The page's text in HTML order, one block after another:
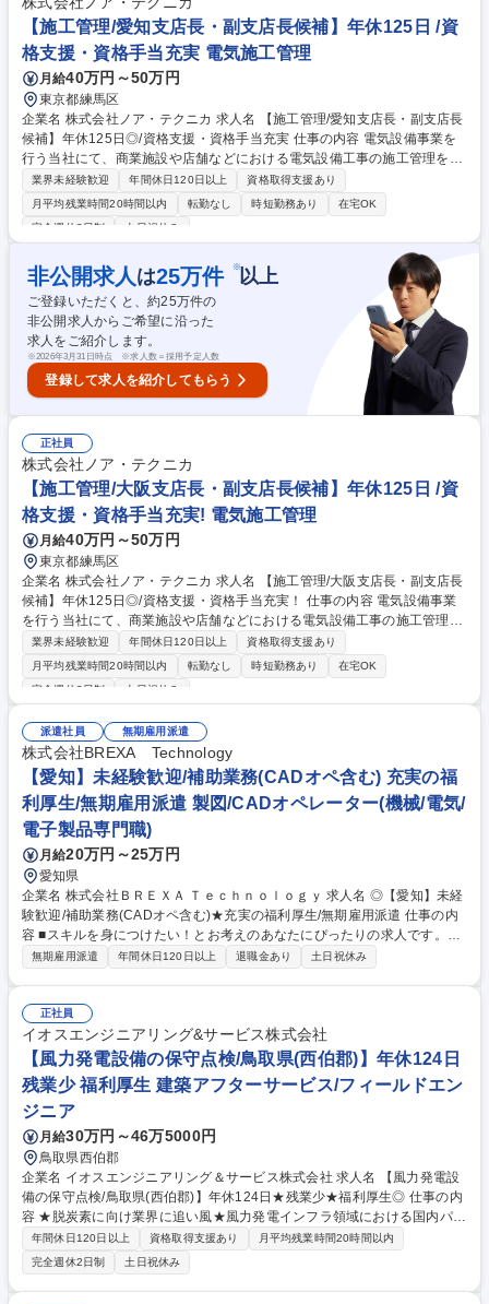
知】未経験歓迎/補助業務(CADオペ含む)★充実の福利厚生/無期雇用派遣
【施工管理/愛知支店長・副支店長候補】年休125日 /資
格支援・資格手当充実 電気施工管理
月給40万円～50万円
東京都練馬区
企業名 株式会社ノア・テクニカ 求人名 【施工管理/愛知支店長・副支店長
候補】年休125日◎/資格支援・資格手当充実 仕事の内容 電気設備事業を
行う当社にて、商業施設や店舗などにおける電気設備工事の施工管理をご
担当いただきます。支店の拡大にともない、愛知支店長・副支店長候補と
して新たな仲間を募集します。 【具体的には】 愛知を拠点に、商業施設
や小売店舗の電気設備工事における施工管理をご担当いただきます。 主な
るための調整役です。 自社元請けの案件が中心で裁量が大きく、自分のペ
ースで進めやすいのが特徴で実作業はありませんので、管理業務に集中で
きます。 募集職種 【施工管理/愛知支店長・副支店長候補】年休125日◎/
資格支援・資格手当充実
業界未経験歓迎 年間休日120日以上
資格取得支援あり
月平均残業時間20時間以内
転勤なし 時短勤務あり
在宅OK
完全週休2日制
土日祝休み
非公開求人 は25万件 ※以上
ご登録いただくと、約25万件の
非公開求人からご希望に沿った
求人をご紹介します。
※2026年3月31日時点 ※求人数＝採用予定人数
登録して求人を紹介してもらう
正社員
株式会社ノア・テクニカ
【施工管理/大阪支店長・副支店長候補】年休125日 /資
格支援・資格手当充実! 電気施工管理
月給40万円～50万円
東京都練馬区
企業名 株式会社ノア・テクニカ 求人名 【施工管理/大阪支店長・副支店長
候補】年休125日◎/資格支援・資格手当充実！ 仕事の内容 電気設備事業
を行う当社にて、商業施設や店舗などにおける電気設備工事の施工管理を
ご担当いただきます。支店の拡大にともない、大阪支店長・副支店長候補
として新たな仲間を募集します。 【具体的には】 大阪を拠点に、商業施
設や小売店舗の電気設備工事における施工管理をご担当いただきます。 主
めるための調整役です。 自社元請けの案件が中心で裁量が大きく、自分の
ペースで進めやすいのが特徴で実作業はありませんので、管理業務に集中
できます。 募集職種 【施工管理/大阪支店長・副支店長候補】年休125日
◎/資格支援・資格手当充実！
業界未経験歓迎 年間休日120日以上
資格取得支援あり
月平均残業時間20時間以内
転勤なし 時短勤務あり
在宅OK
完全週休2日制
土日祝休み
派遣社員 無期雇用派遣
株式会社BREXA Technology
【愛知】未経験歓迎/補助業務(CADオペ含む) 充実の福
利厚生/無期雇用派遣 製図/CADオペレーター(機械/電気/
電子製品専門職)
月給20万円～25万円
愛知県
企業名 株式会社ＢＲＥＸＡ Ｔｅｃｈｎｏｌｏｇｙ 求人名 ◎【愛知】未経
験歓迎/補助業務(CADオペ含む)★充実の福利厚生/無期雇用派遣 仕事の内
容 ■スキルを身につけたい！とお考えのあなたにぴったりの求人です。モ
ノづくりの専門職として、大手メーカーに入ってご活躍頂くポジションで
（ファイリング） ■技術者の出張に関わる諸業務（寮・宿の手配） ■工事
に関わる受発注の書類の作成・整理（ファイリング） 募集職種 ◎【愛
知】未経験歓迎/補助業務(CADオペ含む)★充実の福利厚生/無期雇用派遣
無期雇用派遣 年間休日120日以上 退職金あり 土日祝休み
正社員
イオスエンジニアリング&サービス株式会社
【風力発電設備の保守点検/鳥取県(西伯郡)】年休124日
残業少 福利厚生 建築アフターサービス/フィールドエン
ジニア
月給30万円～46万5000円
鳥取県西伯郡
企業名 イオスエンジニアリング＆サービス株式会社 求人名 【風力発電設
備の保守点検/鳥取県(西伯郡)】年休124日★残業少★福利厚生◎ 仕事の内
容 ★脱炭素に向け業界に追い風★風力発電インフラ領域における国内パイ
オニアである当社にて、風力発電設備の保守･運営業務をお任せします。
(※管理業務のため、建物の改変を伴う実作業･業務は含みません） 【詳
細】■風力発電所にて、風車内の点検,消耗品･風車主幹部の大型品(ギアボ
ックス･軸受け等)の交換など、電気や機械に関する作業■保守･運営業務:毎
年間休日120日以上 資格取得支援あり
月平均残業時間20時間以内
完全週休2日制
土日祝休み